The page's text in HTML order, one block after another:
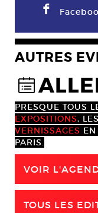
F
AUTRES
@
PRESQUE TOUS
EXPOSITIONS, LES
VERNISSAGES
PARIS.
VOIR
TOUS LES